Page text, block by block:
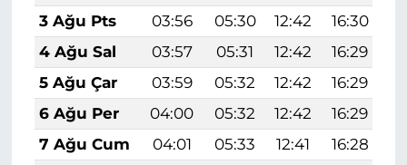
3 Ağu Pts
03:56 05:30 12:42 16:30
4 Ağu Sal
03:57 05:31 12:42 16:29
5 Ağu Çar
03:59 05:32 12:42 16:29
6 Ağu Per
04:00 05:32 12:42 16:29
7 Ağu Cum
04:01 05:33 12:41 16:28